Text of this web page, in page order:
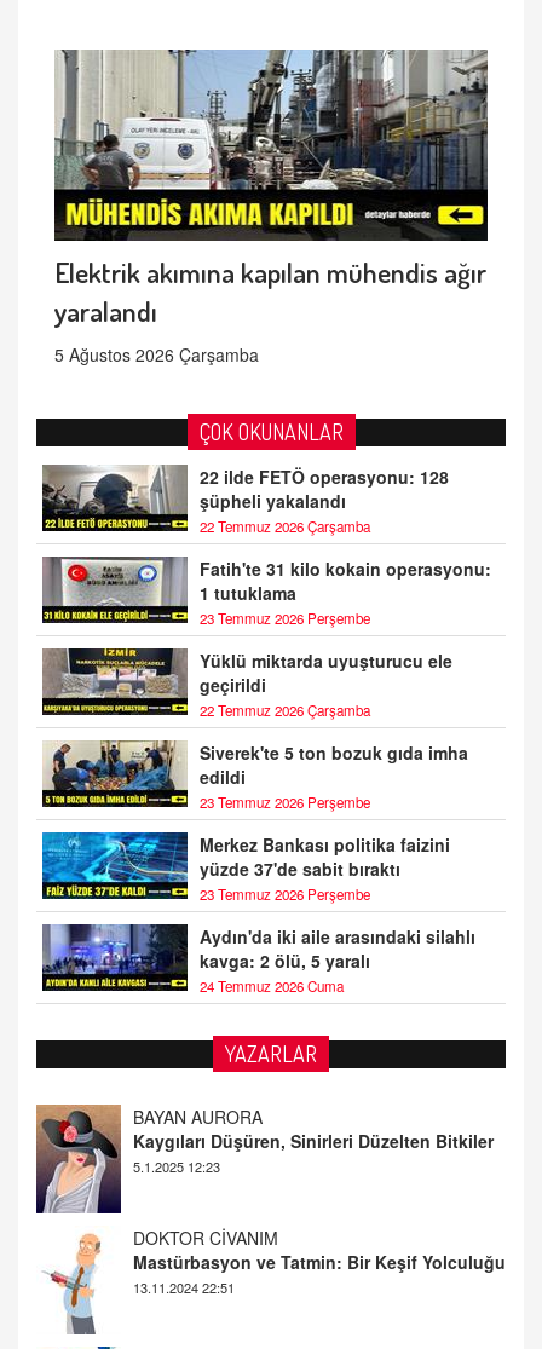
Elektrik akımına kapılan mühendis ağır
yaralandı
5 Ağustos 2026 Çarşamba
ÇOK OKUNANLAR
22 ilde FETÖ operasyonu: 128
şüpheli yakalandı
22 Temmuz 2026 Çarşamba
Fatih'te 31 kilo kokain operasyonu:
1 tutuklama
23 Temmuz 2026 Perşembe
Yüklü miktarda uyuşturucu ele
geçirildi
22 Temmuz 2026 Çarşamba
Siverek'te 5 ton bozuk gıda imha
edildi
23 Temmuz 2026 Perşembe
Merkez Bankası politika faizini
yüzde 37'de sabit bıraktı
23 Temmuz 2026 Perşembe
Aydın'da iki aile arasındaki silahlı
kavga: 2 ölü, 5 yaralı
24 Temmuz 2026 Cuma
YAZARLAR
DOKTOR CİVANIM
Mastürbasyon ve Tatmin: Bir Keşif Yolculuğu
13.11.2024 22:51
ALİ EFENDİ
Adana At Yarışı Tahminleri | 21 Aralık
Cumartesi